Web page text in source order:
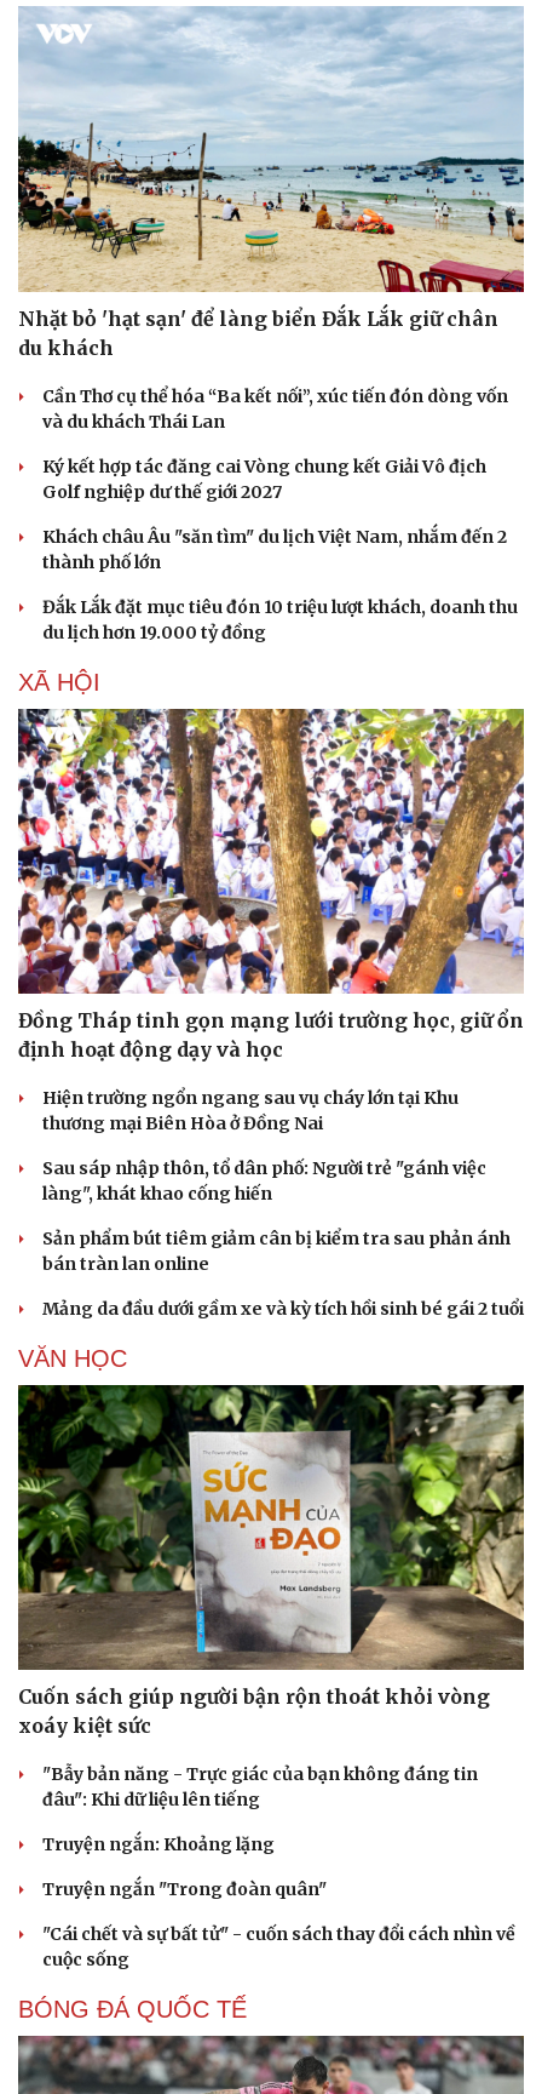
Sức khỏe
Dinh dưỡng - món ngon
Cây thuốc
Nhi khoa
Nam khoa
Phòng mạch online
Ăn sạch sống khỏe
Nhà đẹp
Văn hóa
Sân khấu - Điện ảnh
Âm nhạc
Giải trí
Nhặt bỏ 'hạt sạn' để làng biển Đắk Lắk giữ chân
du khách
Cần Thơ cụ thể hóa “Ba kết nối”, xúc tiến đón dòng vốn
và du khách Thái Lan
Ký kết hợp tác đăng cai Vòng chung kết Giải Vô địch
Golf nghiệp dư thế giới 2027
Khách châu Âu "săn tìm" du lịch Việt Nam, nhắm đến 2
thành phố lớn
Đắk Lắk đặt mục tiêu đón 10 triệu lượt khách, doanh thu
du lịch hơn 19.000 tỷ đồng
XÃ HỘI
Đồng Tháp tinh gọn mạng lưới trường học, giữ ổn
định hoạt động dạy và học
Hiện trường ngổn ngang sau vụ cháy lớn tại Khu
thương mại Biên Hòa ở Đồng Nai
Sau sáp nhập thôn, tổ dân phố: Người trẻ "gánh việc
làng", khát khao cống hiến
Sản phẩm bút tiêm giảm cân bị kiểm tra sau phản ánh
bán tràn lan online
Mảng da đầu dưới gầm xe và kỳ tích hồi sinh bé gái 2 tuổi
VĂN HỌC
Cuốn sách giúp người bận rộn thoát khỏi vòng
xoáy kiệt sức
"Bẫy bản năng - Trực giác của bạn không đáng tin
đâu": Khi dữ liệu lên tiếng
Truyện ngắn: Khoảng lặng
Truyện ngắn "Trong đoàn quân"
"Cái chết và sự bất tử" - cuốn sách thay đổi cách nhìn về
cuộc sống
BÓNG ĐÁ QUỐC TẾ